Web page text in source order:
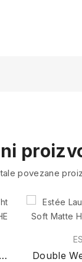
povezane
Matte Hydra Makeup 1C0 SHE